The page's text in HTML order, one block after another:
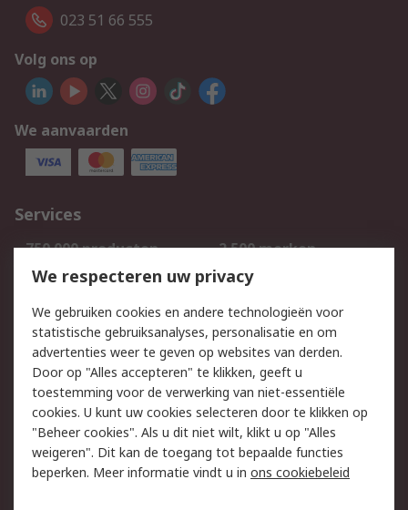
023 51 66 555
Volg ons op
We aanvaarden
Services
750.000 producten
2.500 merken
Bestellen
Inkoopoplossingen
Track & Trace
Wettelijk
Cookiebeleid
Email veiligheid
Privacybeleid
Websitevoorwaarden
Algemene
verkoopvoorwaarden
We respecteren uw privacy
We gebruiken cookies en andere technologieën voor
statistische gebruiksanalyses, personalisatie en om
advertenties weer te geven op websites van derden.
Door op "Alles accepteren" te klikken, geeft u
toestemming voor de verwerking van niet-essentiële
cookies. U kunt uw cookies selecteren door te klikken op
"Beheer cookies". Als u dit niet wilt, klikt u op "Alles
weigeren". Dit kan de toegang tot bepaalde functies
beperken. Meer informatie vindt u in ons cookiebeleid